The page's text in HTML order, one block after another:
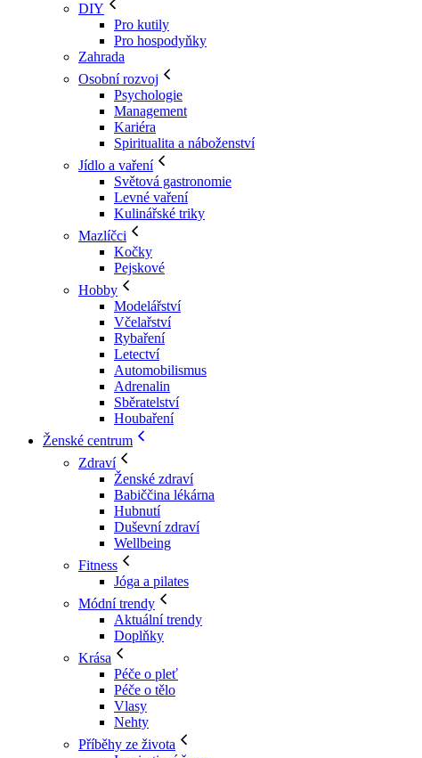
DIY
Pro kutily
Pro hospodyňky
Zahrada
Osobní rozvoj
Psychologie
Management
Kariéra
Spiritualita a náboženství
Jídlo a vaření
Světová gastronomie
Levné vaření
Kulinářské triky
Mazlíčci
Kočky
Pejskové
Hobby
Modelářství
Včelařství
Rybaření
Letectví
Automobilismus
Adrenalin
Sběratelství
Houbaření
Ženské centrum
Zdraví
Ženské zdraví
Babiččina lékárna
Hubnutí
Duševní zdraví
Wellbeing
Fitness
Jóga a pilates
Módní trendy
Aktuální trendy
Doplňky
Krása
Péče o pleť
Péče o tělo
Vlasy
Nehty
Příběhy ze života